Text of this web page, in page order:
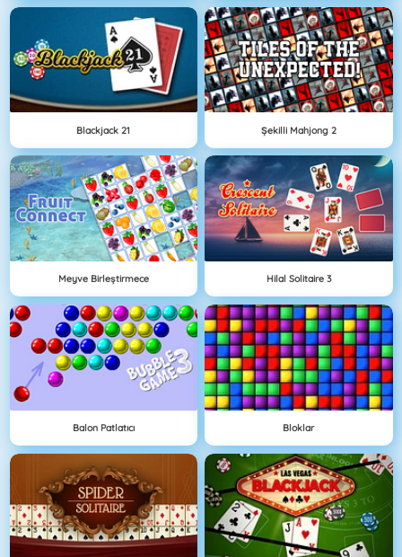
Blackjack 21 Şekilli Mahjong 2
Meyve Birleştirmece Hilal Solitaire 3
Balon Patlatıcı Bloklar